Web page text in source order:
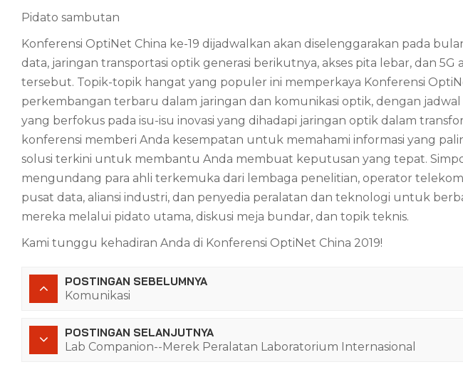
Pidato sambutan
Konferensi OptiNet China ke-19 dijadwalkan akan diselenggarakan pada
data, jaringan transportasi optik generasi berikutnya, akses pita lebar, dan
tersebut. Topik-topik hangat yang populer ini memperkaya Konferensi
perkembangan terbaru dalam jaringan dan komunikasi optik, dengan
yang berfokus pada isu-isu inovasi yang dihadapi jaringan optik dalam
konferensi memberi Anda kesempatan untuk memahami informasi yang
solusi terkini untuk membantu Anda membuat keputusan yang tepat.
mengundang para ahli terkemuka dari lembaga penelitian, operator
pusat data, aliansi industri, dan penyedia peralatan dan teknologi untuk
mereka melalui pidato utama, diskusi meja bundar, dan topik teknis.
Kami tunggu kehadiran Anda di Konferensi OptiNet China 2019!
POSTINGAN SEBELUMNYA
Komunikasi
POSTINGAN SELANJUTNYA
Lab Companion--Merek Peralatan Laboratorium Internasional